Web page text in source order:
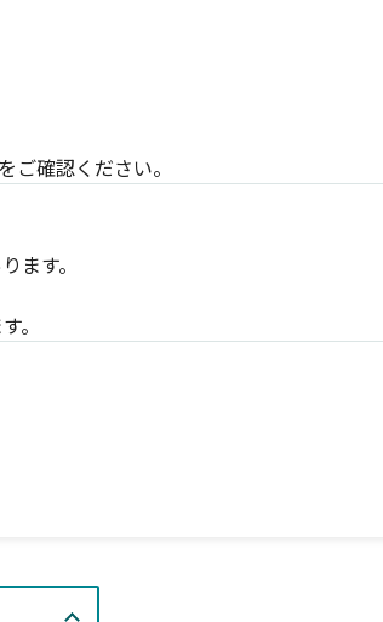
確認ください。
ます。
。